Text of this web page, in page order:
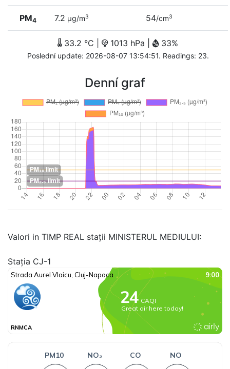
PM4 7.2 µg/m3 54/cm3
33.2 °C | 1013 hPa | 33%
Poslední update: 2026-08-07 13:54:51. Readings: 23.
Denní graf
Valori in TIMP REAL stații MINISTERUL MEDIULUI:
Stația CJ-1